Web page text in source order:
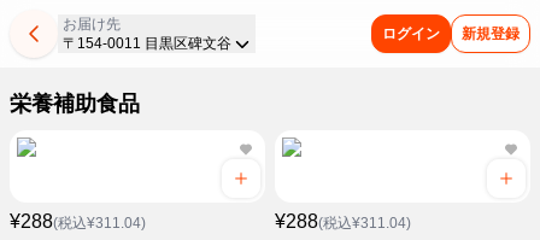
お届け先
〒154-0011 目黒区碑文谷
ログイン 新規登録
栄養補助食品
¥288(税込¥311.04) ¥288(税込¥311.04)